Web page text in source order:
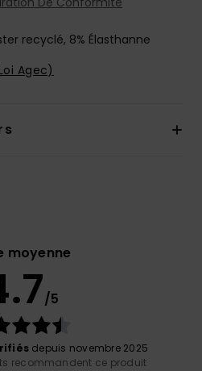
recyclé, 8% Élasthanne
Agec)
moyenne
/5
depuis novembre 2025
recommandent ce produit